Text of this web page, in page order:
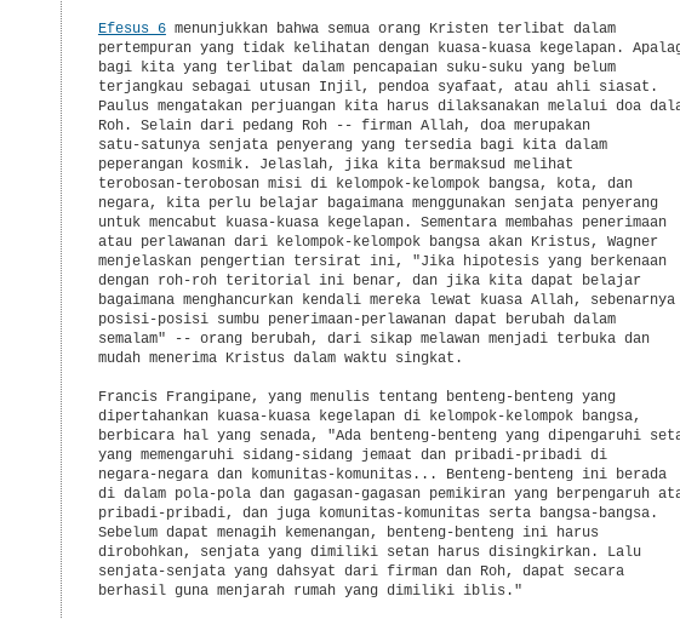
Efesus 6 menunjukkan bahwa semua orang Kristen terlibat dalam
pertempuran yang tidak kelihatan dengan kuasa-kuasa kegelapan.
bagi kita yang terlibat dalam pencapaian suku-suku yang belum
terjangkau sebagai utusan Injil, pendoa syafaat, atau ahli siasat.
Paulus mengatakan perjuangan kita harus dilaksanakan melalui doa
Roh. Selain dari pedang Roh -- firman Allah, doa merupakan
satu-satunya senjata penyerang yang tersedia bagi kita dalam
peperangan kosmik. Jelaslah, jika kita bermaksud melihat
terobosan-terobosan misi di kelompok-kelompok bangsa, kota, dan
negara, kita perlu belajar bagaimana menggunakan senjata penyerang
untuk mencabut kuasa-kuasa kegelapan. Sementara membahas penerimaan
atau perlawanan dari kelompok-kelompok bangsa akan Kristus, Wagner
menjelaskan pengertian tersirat ini, "Jika hipotesis yang berkenaan
dengan roh-roh teritorial ini benar, dan jika kita dapat belajar
bagaimana menghancurkan kendali mereka lewat kuasa Allah, sebenarnya
posisi-posisi sumbu penerimaan-perlawanan dapat berubah dalam
semalam" -- orang berubah, dari sikap melawan menjadi terbuka dan
mudah menerima Kristus dalam waktu singkat.
Francis Frangipane, yang menulis tentang benteng-benteng yang
dipertahankan kuasa-kuasa kegelapan di kelompok-kelompok bangsa,
berbicara hal yang senada, "Ada benteng-benteng yang dipengaruhi
yang memengaruhi sidang-sidang jemaat dan pribadi-pribadi di
negara-negara dan komunitas-komunitas... Benteng-benteng ini berada
di dalam pola-pola dan gagasan-gagasan pemikiran yang berpengaruh
pribadi-pribadi, dan juga komunitas-komunitas serta bangsa-bangsa.
Sebelum dapat menagih kemenangan, benteng-benteng ini harus
dirobohkan, senjata yang dimiliki setan harus disingkirkan. Lalu
senjata-senjata yang dahsyat dari firman dan Roh, dapat secara
berhasil guna menjarah rumah yang dimiliki iblis."